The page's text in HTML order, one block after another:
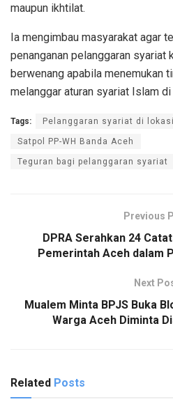
maupun ikhtilat.
Ia mengimbau masyarakat agar
penanganan pelanggaran syariat
berwenang apabila menemukan
melanggar aturan syariat Islam di
Tags: Pelanggaran syariat di
Satpol PP-WH Banda Aceh
Teguran bagi pelanggaran syariat
Previous
DPRA Serahkan 24
Pemerintah Aceh dalam
Next
Mualem Minta BPJS Buka
Warga Aceh Diminta
Related Posts